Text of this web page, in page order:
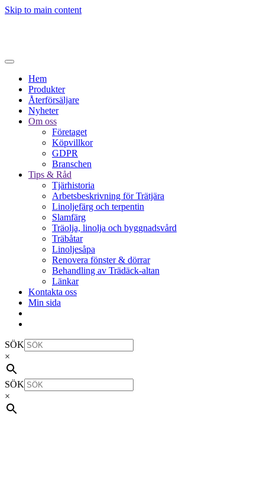
Skip to main content
Hem
Produkter
Återförsäljare
Nyheter
Om oss
Företaget
Köpvillkor
GDPR
Branschen
Tips & Råd
Tjärhistoria
Arbetsbeskrivning för Trätjära
Linoljefärg och terpentin
Slamfärg
Träolja, linolja och byggnadsvård
Träbåtar
Linoljesåpa
Renovera fönster & dörrar
Behandling av Trädäck-altan
Länkar
Kontakta oss
Min sida
SÖK
×
SÖK
×